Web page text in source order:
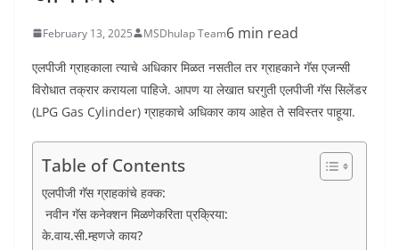
February 13, 2025 MSDhulap Team6 min read
एलपीजी ग्राहकाला त्याचे अधिकार मिळत नसतील तर ग्राहकाने गॅस एजन्सी
विरोधात तक्रार करायला पाहिजे. आपण या लेखात घरगुती एलपीजी गॅस सिलेंडर
(LPG Gas Cylinder) ग्राहकाचे अधिकार काय आहेत ते सविस्तर पाहूया.
Table of Contents
एलपीजी गॅस ग्राहकांचे हक्क:
नवीन गॅस कनेक्शन मिळणेकरिता प्रक्रिया:
के.वाय.सी.म्हणजे काय?